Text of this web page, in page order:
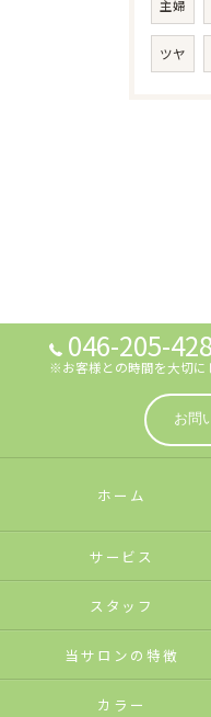
主婦
ツヤ
046-205-
※お客様との時間を大切に
お問
ホーム
サービス
スタッフ
当サロンの特徴
カラー